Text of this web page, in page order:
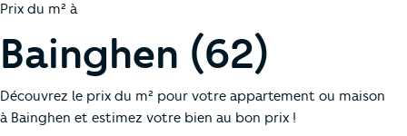
Prix du m² à
Bainghen (62)
Découvrez le prix du m² pour votre appartement ou maison
à Bainghen et estimez votre bien au bon prix !